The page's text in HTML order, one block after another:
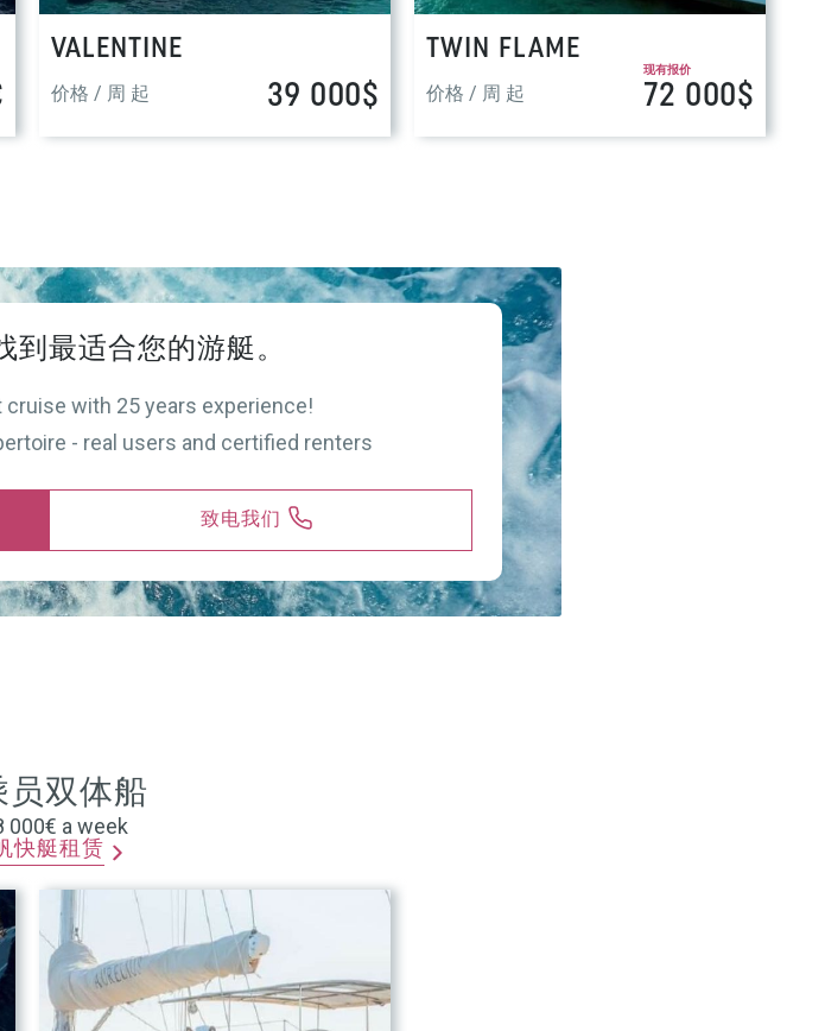
VALENTINE
价格 / 周 起 39 000$
TWIN FLAME
价格 / 周 起
现有报价
72 000$
到最适合您的游艇 。
with 25 years experience!
- real users and certified renters
致电我们
员双体船
000€ a week
快艇租赁